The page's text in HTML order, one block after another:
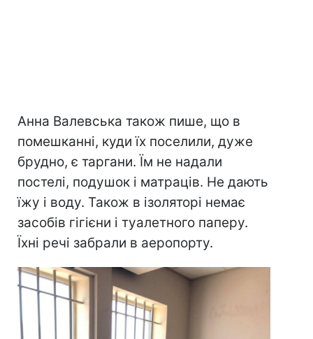
Анна Валевська також пише, що в
помешканні, куди їх поселили, дуже
брудно, є таргани. Їм не надали
постелі, подушок і матраців. Не дають
їжу і воду. Також в ізоляторі немає
засобів гігієни і туалетного паперу.
Їхні речі забрали в аеропорту.